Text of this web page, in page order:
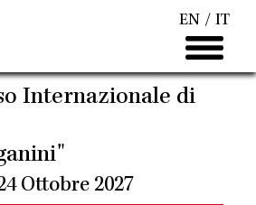
EN IT
Internazionale di
Ottobre 2027